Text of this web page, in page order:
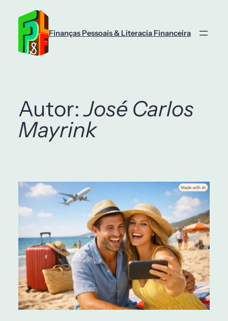
conteúdo
Finanças Pessoais & Literacia Financeira
Autor:José Carlos
Mayrink